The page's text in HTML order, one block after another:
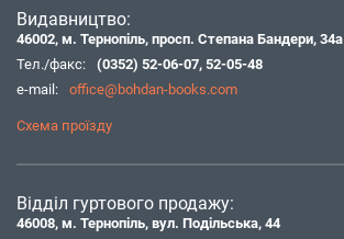
Видавництво:
46002, м. Тернопіль, просп. Степана Бандери, 34а
Тел./факс:
(0352) 52-06-07, 52-05-48
e-mail:
office@bohdan-books.com
Схема проїзду
Відділ гуртового продажу:
46008, м. Тернопіль, вул. Подільська, 44